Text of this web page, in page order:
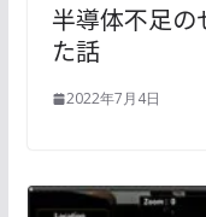
半導体不足の
た話
2022年7月4日